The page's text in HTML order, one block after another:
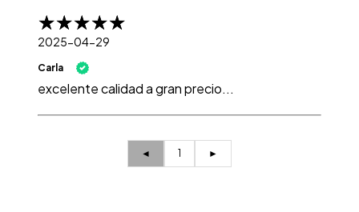
2025-04-29
Carla
excelente calidad a gran precio...
◄ 1 ►